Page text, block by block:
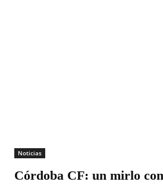
Noticias
Córdoba CF: un mirlo